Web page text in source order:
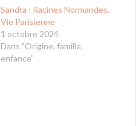
Sandra : Racines Normandes,
Vie Parisienne
1 octobre 2024
Dans "Origine, famille,
enfance"